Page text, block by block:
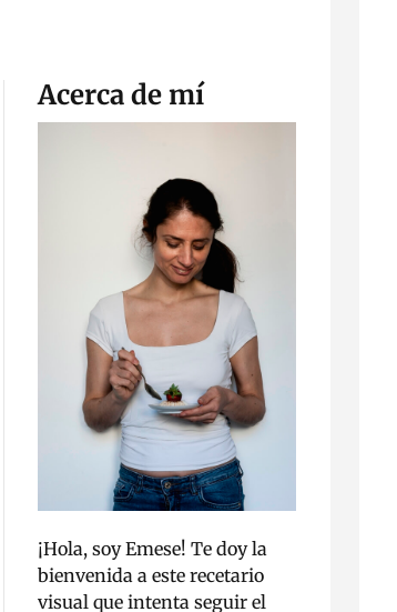
Acerca de mí
¡Hola, soy Emese! Te doy la
bienvenida a este recetario
visual que intenta seguir el